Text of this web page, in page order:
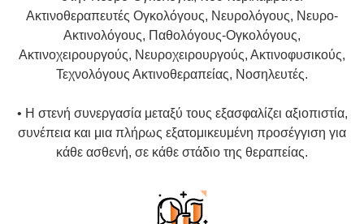
Ακτινοθεραπευτές Ογκολόγους, Νευρολόγους, Νευρο-
Ακτινολόγους, Παθολόγους-Ογκολόγους,
Ακτινοχειρουργούς, Νευροχειρουργούς, Ακτινοφυσικούς,
Τεχνολόγους Ακτινοθεραπείας, Νοσηλευτές.
• Η στενή συνεργασία μεταξύ τους εξασφαλίζει αξιοπιστία,
συνέπεια και μια πλήρως εξατομικευμένη προσέγγιση για
κάθε ασθενή, σε κάθε στάδιο της θεραπείας.